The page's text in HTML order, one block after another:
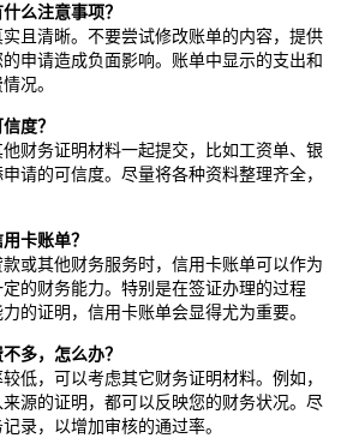
么注意事项？
且清晰。不要尝试修改账单的内容，提供
申请造成负面影响。账单中显示的支出和
况。
度？
财务证明材料一起提交，比如工资单、银
请的可信度。尽量将各种资料整理齐全，
卡账单？
或其他财务服务时，信用卡账单可以作为
的财务能力。特别是在签证办理的过程
的证明，信用卡账单会显得尤为重要。
多，怎么办？
低，可以考虑其它财务证明材料。例如，
源的证明，都可以反映您的财务状况。尽
录，以增加审核的通过率。